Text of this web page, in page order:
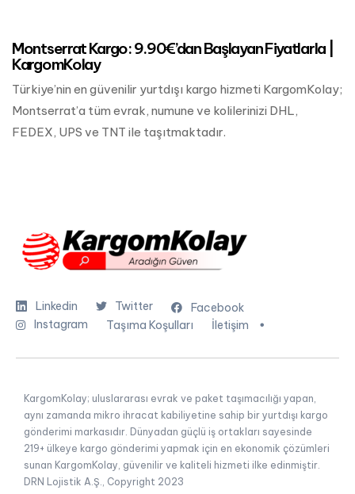
Montserrat Kargo: 9.90€’dan Başlayan Fiyatlarla |
KargomKolay
Türkiye’nin en güvenilir yurtdışı kargo hizmeti KargomKolay;
Montserrat’a tüm evrak, numune ve kolilerinizi DHL,
FEDEX, UPS ve TNT ile taşıtmaktadır.
Linkedin Twitter
Facebook
Instagram
Taşıma Koşulları İletişim
KargomKolay; uluslararası evrak ve paket taşımacılığı yapan,
aynı zamanda mikro ihracat kabiliyetine sahip bir yurtdışı kargo
gönderimi markasıdır. Dünyadan güçlü iş ortakları sayesinde
219+ ülkeye kargo gönderimi yapmak için en ekonomik çözümleri
sunan KargomKolay, güvenilir ve kaliteli hizmeti ilke edinmiştir.
DRN Lojistik A.Ş., Copyright 2023